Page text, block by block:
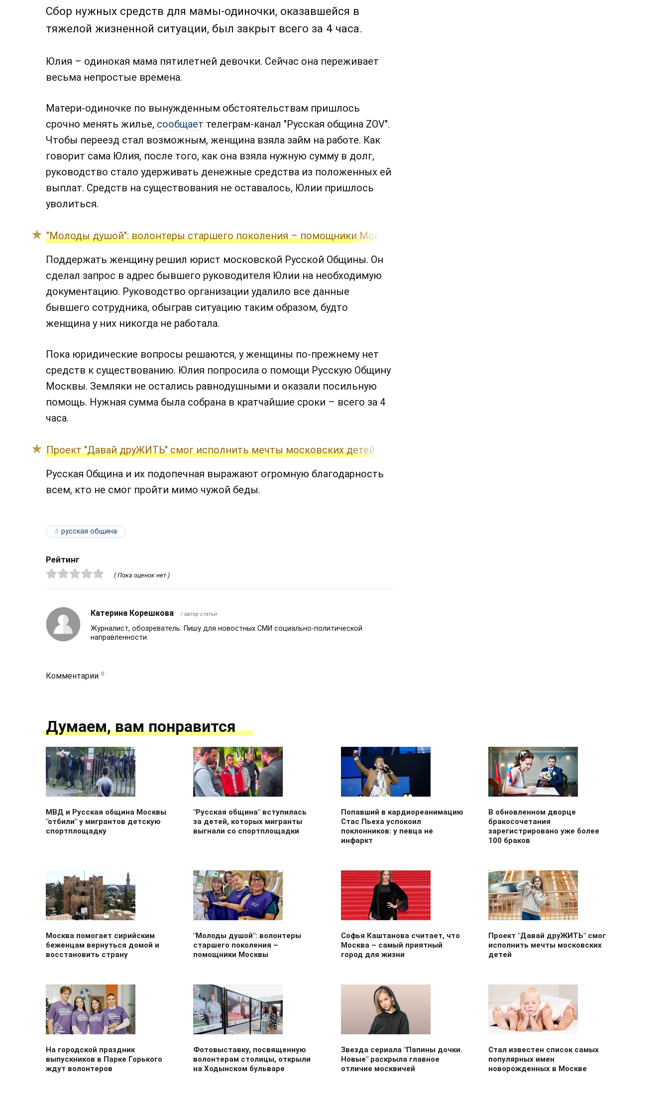
Сбор нужных средств для мамы-одиночки, оказавшейся в
тяжелой жизненной ситуации, был закрыт всего за 4 часа.
Юлия – одинокая мама пятилетней девочки. Сейчас она переживает
весьма непростые времена.
Матери-одиночке по вынужденным обстоятельствам пришлось
срочно менять жилье, сообщает телеграм-канал "Русская община ZOV".
Чтобы переезд стал возможным, женщина взяла займ на работе. Как
говорит сама Юлия, после того, как она взяла нужную сумму в долг,
руководство стало удерживать денежные средства из положенных ей
выплат. Средств на существования не оставалось, Юлии пришлось
уволиться.
"Молоды душой": волонтеры старшего поколения – помощники Москвы
Поддержать женщину решил юрист московской Русской Общины. Он
сделал запрос в адрес бывшего руководителя Юлии на необходимую
документацию. Руководство организации удалило все данные
бывшего сотрудника, обыграв ситуацию таким образом, будто
женщина у них никогда не работала.
Пока юридические вопросы решаются, у женщины по-прежнему нет
средств к существованию. Юлия попросила о помощи Русскую Общину
Москвы. Земляки не остались равнодушными и оказали посильную
помощь. Нужная сумма была собрана в кратчайшие сроки – всего за 4
часа.
Проект "Давай друЖИТЬ" смог исполнить мечты московских детей
Русская Община и их подопечная выражают огромную благодарность
всем, кто не смог пройти мимо чужой беды.
русская община
Рейтинг
( Пока оценок нет )
Катерина Корешкова / автор статьи
Журналист, обозреватель. Пишу для новостных СМИ социально-политической
направленности.
Комментарии 0
Думаем, вам понравится
МВД и Русская община Москвы
"отбили" у мигрантов детскую
спортплощадку
"Русская община" вступилась
за детей, которых мигранты
выгнали со спортплощадки
Попавший в кардиореанимацию
Стас Пьеха успокоил
поклонников: у певца не
инфаркт
В обновленном дворце
бракосочетания
зарегистрировано уже более
100 браков
Москва помогает сирийским
беженцам вернуться домой и
восстановить страну
"Молоды душой": волонтеры
старшего поколения –
помощники Москвы
Софья Каштанова считает, что
Москва – самый приятный
город для жизни
Проект "Давай друЖИТЬ" смог
исполнить мечты московских
детей
На городской праздник
выпускников в Парке Горького
ждут волонтеров
Фотовыставку, посвященную
волонтерам столицы, открыли
на Ходынском бульваре
Звезда сериала "Папины дочки.
Новые" раскрыла главное
отличие москвичей
Стал известен список самых
популярных имен
новорожденных в Москве